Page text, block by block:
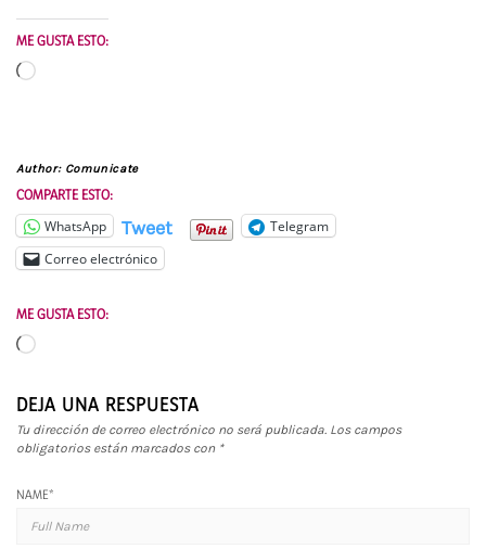
ME GUSTA ESTO:
Cargando...
Author: Comunicate
COMPARTE ESTO:
WhatsApp Tweet
Telegram
Correo electrónico
ME GUSTA ESTO:
Cargando...
DEJA UNA RESPUESTA
Tu dirección de correo electrónico no será publicada. Los campos
obligatorios están marcados con *
NAME*